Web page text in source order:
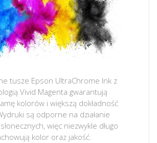
tusze Epson UltraChrome Ink z
Vivid Magenta gwarantują
kolorów i większą dokładność
są odporne na działanie
więc niezwykle długo
kolor oraz jakość.